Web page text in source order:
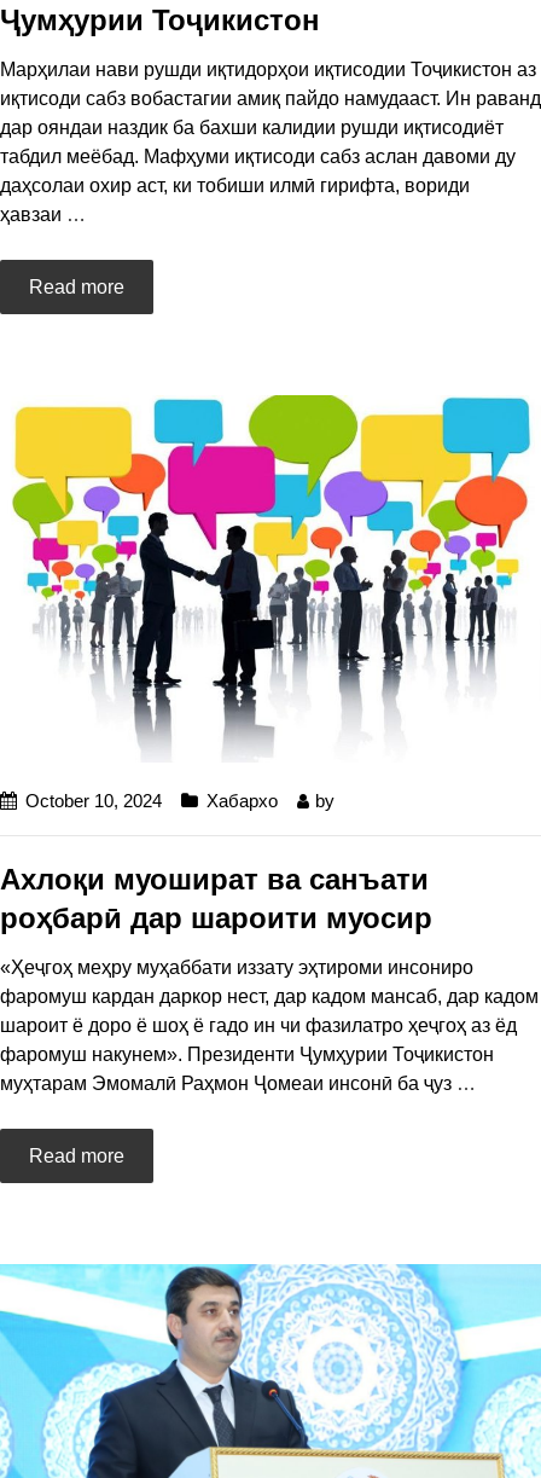
Ҷумҳурии Тоҷикистон
Марҳилаи нави рушди иқтидорҳои иқтисодии Тоҷикистон аз
иқтисоди сабз вобастагии амиқ пайдо намудааст. Ин раванд
дар ояндаи наздик ба бахши калидии рушди иқтисодиёт
табдил меёбад. Мафҳуми иқтисоди сабз аслан давоми ду
даҳсолаи охир аст, ки тобиши илмӣ гирифта, вориди
ҳавзаи …
Read more
October 10, 2024 Хабархо by
Ахлоқи муошират ва санъати
роҳбарӣ дар шароити муосир
«Ҳеҷгоҳ меҳру муҳаббати иззату эҳтироми инсониро
фаромуш кардан даркор нест, дар кадом мансаб, дар кадом
шароит ё доро ё шоҳ ё гадо ин чи фазилатро ҳеҷгоҳ аз ёд
фаромуш накунем». Президенти Ҷумҳурии Тоҷикистон
муҳтарам Эмомалӣ Раҳмон Ҷомеаи инсонӣ ба ҷуз …
Read more